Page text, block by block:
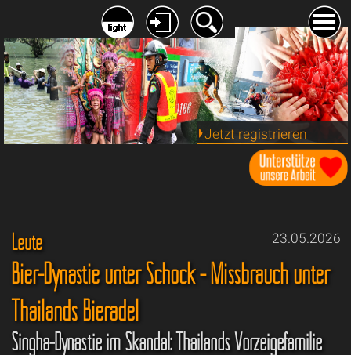
Jetzt registrieren
23.05.2026
Leute
Bier-Dynastie unter Schock - Missbrauch unter
Thailands Bieradel
Singha-Dynastie im Skandal: Thailands Vorzeigefamilie